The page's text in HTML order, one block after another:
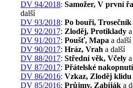
DV 94/2018: Samožer, V první
další
DV 93/2018: Po bouři, Trosečník
DV 92/2017: Zloděj, Protiklady
DV 91/2017: Poušť, Mapa a další
DV 90/2017: Hráz, Vrah a další
DV 88/2017: Střední věk, Včely
DV 87/2017: Přátelské nakopnutí
DV 86/2016: Vzkaz, Zloděj klidu
DV 85/2016: Průjmy, Zabiják a